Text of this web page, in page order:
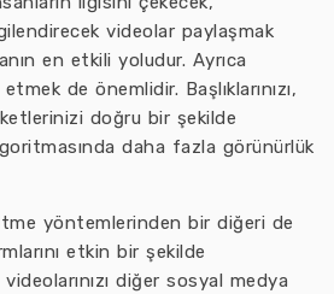
videolar paylaşmak
en etkili yoludur. Ayrıca
de önemlidir. Başlıklarınızı,
doğru bir şekilde
daha fazla görünürlük
yöntemlerinden bir diğeri de
etkin bir şekilde
diğer sosyal medya